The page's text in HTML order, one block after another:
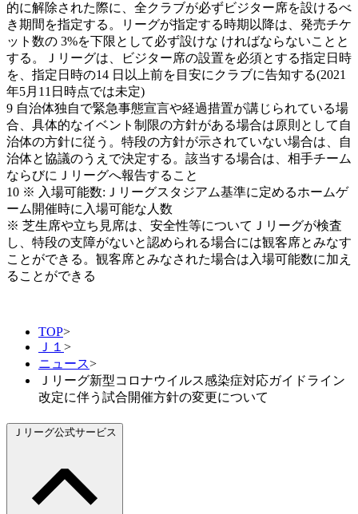
的に解除された際に、全クラブが必ずビジター席を設けるべ
き期間を指定する。リーグが指定する時期以降は、発売チケ
ット数の 3%を下限として必ず設けな ければならないことと
する。Ｊリーグは、ビジター席の設置を必須とする指定日時
を、指定日時の14 日以上前を目安にクラブに告知する(2021
年5月11日時点では未定)
9 自治体独自で緊急事態宣言や経過措置が講じられている場
合、具体的なイベント制限の方針がある場合は原則として自
治体の方針に従う。特段の方針が示されていない場合は、自
治体と協議のうえで決定する。該当する場合は、相手チーム
ならびにＪリーグへ報告すること
10 ※ 入場可能数:Ｊリーグスタジアム基準に定めるホームゲ
ーム開催時に入場可能な人数
※ 芝生席や立ち見席は、安全性等についてＪリーグが検査
し、特段の支障がないと認められる場合には観客席とみなす
ことができる。観客席とみなされた場合は入場可能数に加え
ることができる
TOP>
Ｊ１ >
ニュース>
Ｊリーグ新型コロナウイルス感染症対応ガイドライン
改定に伴う試合開催方針の変更について
Ｊリーグ公式サービス